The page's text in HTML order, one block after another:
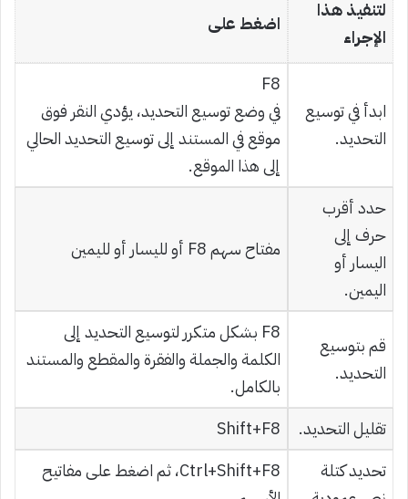
لتنفيذ هذا
الإجراء
اضغط على
ابدأ في توسيع
التحديد.
F8
في وضع توسيع التحديد، يؤدي النقر فوق
موقع في المستند إلى توسيع التحديد الحالي
إلى هذا الموقع.
حدد أقرب
حرف إلى
اليسار أو
اليمين.
مفتاح سهم F8 أو لليسار أو لليمين
قم بتوسيع
التحديد.
F8 بشكل متكرر لتوسيع التحديد إلى
الكلمة والجملة والفقرة والمقطع والمستند
بالكامل.
تقليل التحديد.
Shift+F8
تحديد كتلة
Ctrl+Shift+F8، ثم اضغط على مفاتيح